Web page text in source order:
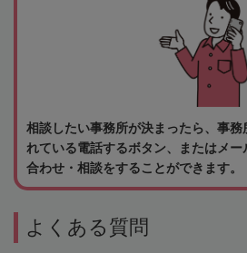
相談したい事務所が決まったら、事務
れている電話するボタン、またはメ
合わせ・相談をすることができます。
よくある質問